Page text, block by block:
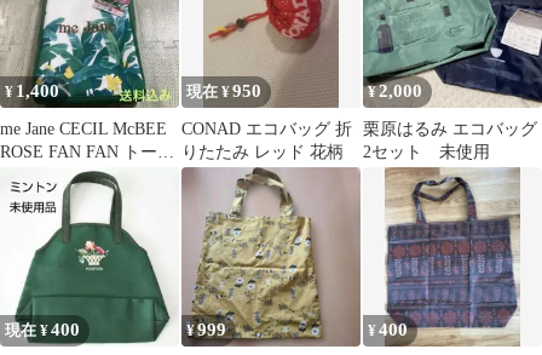
¥ 1,400
me Jane CECIL McBEE
ROSE FAN FAN トート
現在 ¥950
CONAD エコバッグ 折
りたたみ レッド 花柄
¥2,000
栗原はるみ エコバッグ
2セット 未使用
現在 ¥400 ¥999 ¥400